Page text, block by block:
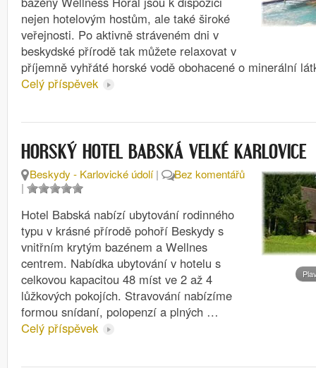
nejen hotelovým hostům, ale také široké
veřejnosti. Po aktivně stráveném dni v
beskydské přírodě tak můžete relaxovat v
příjemně vyhřáté horské vodě obohacené o minerální
Celý příspěvek
HORSKÝ HOTEL BABSKÁ VELKÉ KARLOVICE
Beskydy - Karlovické údolí|
Bez komentářů
|
Hotel Babská nabízí ubytování rodinného
typu v krásné přírodě pohoří Beskydy s
vnitřním krytým bazénem a Wellnes
centrem. Nabídka ubytování v hotelu s
celkovou kapacitou 48 míst ve 2 až 4
lůžkových pokojích. Stravování nabízíme
formou snídaní, polopenzí a plných …
Celý příspěvek